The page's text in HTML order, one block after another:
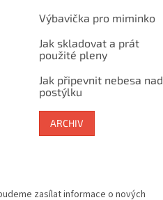
Výbavička pro miminko
Jak skladovat a prát
použité pleny
Jak připevnit nebesa nad
postýlku
ARCHIV
zasílat informace o nových